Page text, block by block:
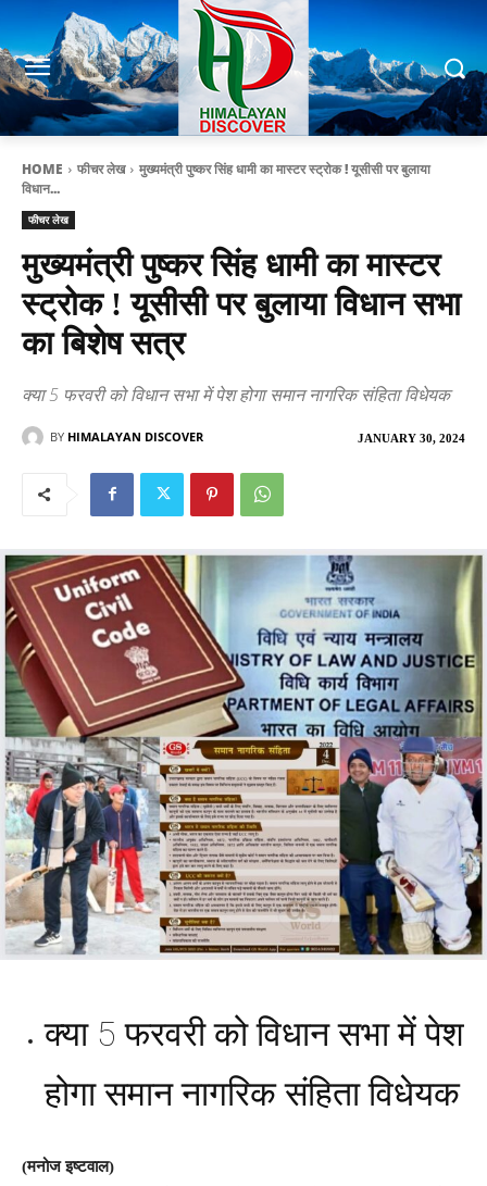
HOME फीचर लेख
मुख्यमंत्री पुष्कर सिंह धामी का मास्टर स्ट्रोक ! यूसीसी पर बुलाया
विधान...
फीचर लेख
मुख्यमंत्री पुष्कर सिंह धामी का मास्टर
स्ट्रोक ! यूसीसी पर बुलाया विधान सभा
का बिशेष सत्र
क्या 5 फरवरी को विधान सभा में पेश होगा समान नागरिक संहिता विधेयक
JANUARY 30, 2024
BY HIMALAYAN DISCOVER
क्या 5 फरवरी को विधान सभा में पेश
होगा समान नागरिक संहिता विधेयक
(मनोज इष्टवाल)